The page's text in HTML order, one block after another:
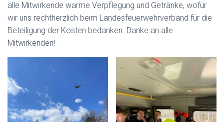
alle Mitwirkende warme Verpflegung und Getränke, wofür
wir uns rechtherzlich beim Landesfeuerwehrverband für die
Beteiligung der Kosten bedanken. Danke an alle
Mitwirkenden!